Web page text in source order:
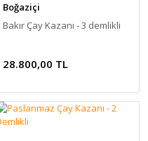
Boğaziçi
Bakır Çay Kazanı - 3 demlikli
28.800,00 TL